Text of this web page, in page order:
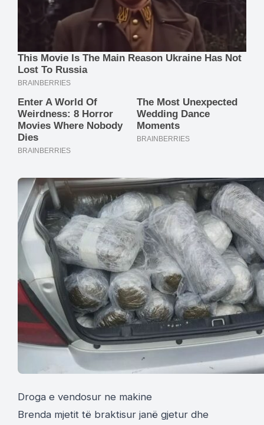
Droga e vendosur ne makine
Brenda mjetit të braktisur janë gjetur dhe